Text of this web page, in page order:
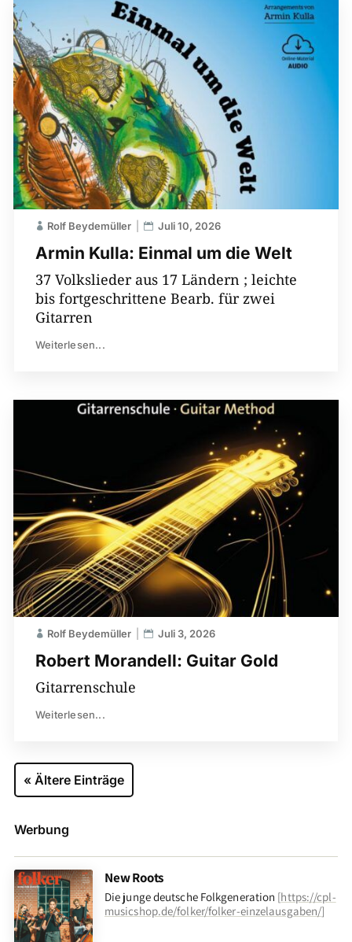
Armin Kulla: Einmal um die Welt
Rolf Beydemüller Juli 10, 2026
37 Volkslieder aus 17 Ländern ; leichte
bis fortgeschrittene Bearb. für zwei
Gitarren
Weiterlesen...
Robert Morandell: Guitar Gold
Rolf Beydemüller Juli 3, 2026
Gitarrenschule
Weiterlesen...
« Ältere Einträge
Werbung
New Roots
Die junge deutsche Folkgeneration [https://cpl-
musicshop.de/folker/folker-einzelausgaben/]